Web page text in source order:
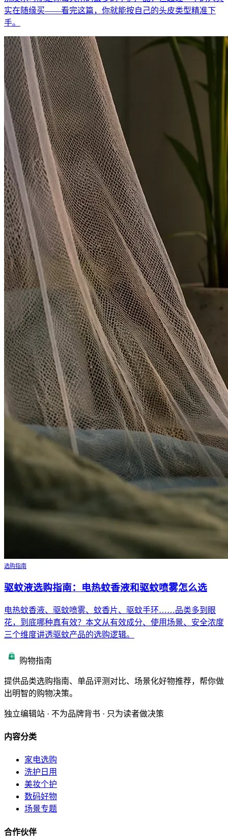
实在随缘买——看完这篇，你就能按自己的头皮类型精准下
手。
选购指南
驱蚊液选购指南：电热蚊香液和驱蚊喷雾怎么选
电热蚊香液、驱蚊喷雾、蚊香片、驱蚊手环……品类多到眼
花，到底哪种真有效？本文从有效成分、使用场景、安全浓度
三个维度讲透驱蚊产品的选购逻辑。
购物指南
提供品类选购指南、单品评测对比、场景化好物推荐，帮你做
出明智的购物决策。
独立编辑站 · 不为品牌背书 · 只为读者做决策
内容分类
家电选购
洗护日用
美妆个护
数码好物
场景专题
合作伙伴